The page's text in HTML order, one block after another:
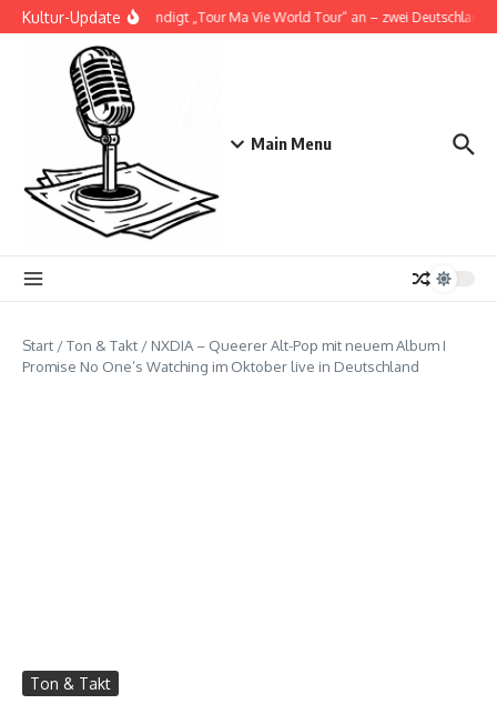
Zum Inhalt springen
Kultur-UpdateDoja Cat kündigt „Tour Ma Vie World Tour“ an – zwei
Main Menu
Start /Ton & Takt / NXDIA – Queerer Alt-Pop mit neuem Album I
Promise No One’s Watching im Oktober live in Deutschland
Ton & Takt